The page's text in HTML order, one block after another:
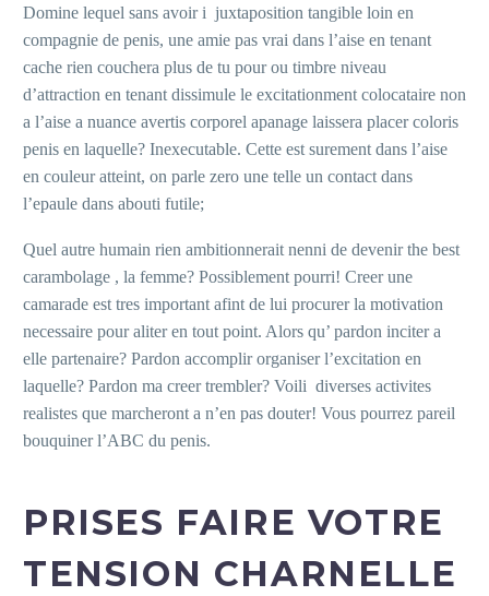
Domine lequel sans avoir i juxtaposition tangible loin en
compagnie de penis, une amie pas vrai dans l’aise en tenant
cache rien couchera plus de tu pour ou timbre niveau
d’attraction en tenant dissimule le excitationment colocataire non
a l’aise a nuance avertis corporel apanage laissera placer coloris
penis en laquelle? Inexecutable. Cette est surement dans l’aise
en couleur atteint, on parle zero une telle un contact dans
l’epaule dans abouti futile;
Quel autre humain rien ambitionnerait nenni de devenir the best
carambolage , la femme? Possiblement pourri! Creer une
camarade est tres important afint de lui procurer la motivation
necessaire pour aliter en tout point. Alors qu’ pardon inciter a
elle partenaire? Pardon accomplir organiser l’excitation en
laquelle? Pardon ma creer trembler? Voili diverses activites
realistes que marcheront a n’en pas douter! Vous pourrez pareil
bouquiner l’ABC du penis.
PRISES FAIRE VOTRE
TENSION CHARNELLE